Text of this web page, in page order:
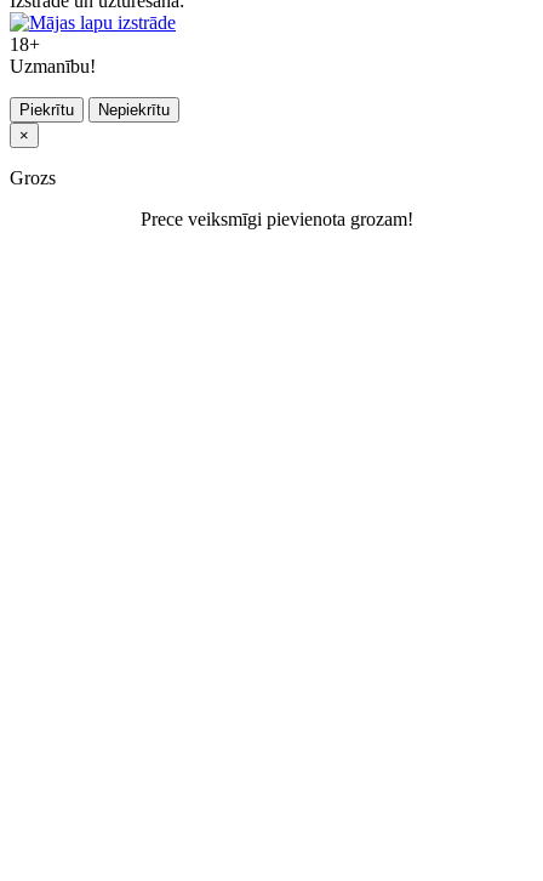
18+
Uzmanību!
Piekrītu
Nepiekrītu
×
Grozs
Prece veiksmīgi pievienota grozam!